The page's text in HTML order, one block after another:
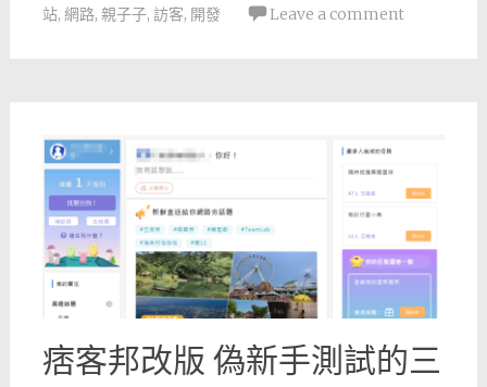
站, 網路, 親子子, 訪客, 開發 Leave a comment
痞客邦改版 偽新手測試的三